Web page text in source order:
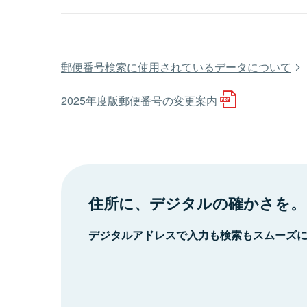
郵便番号検索に使用されているデータについて
2025年度版郵便番号の変更案内
住所に、デジタルの確かさを。
デジタルアドレスで入力も検索もスムーズ